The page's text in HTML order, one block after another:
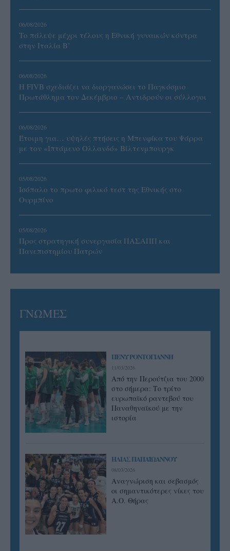
06/08/2026
Το πάλεψε μέχρι τέλους η Εθνική γυναικών κόντρα
στην Ιταλία Β’
06/08/2026
Η FIVB σχεδιάζει να διοργανώσει το Παγκόσμιο
Πρωτάθλημα τον Δεκέμβριο – Αντιδρούν οι σύλλογοι
06/08/2026
Έτοιμη για… υψηλές πτήσεις η Μπενφίκα του Ψάρρα
με τον «Ιπτάμενο Ολλανδό» Βίλτενμπουργκ
05/08/2026
Ισόπαλο το πρωτο φιλικό τεστ της Εθνικής στο
Ουρμπίνο
05/08/2026
Προς στρατηγική συνεργασία ΠΑΣΑΠΠ και
Πανεπιστημίου Πατρών
ΓΝΩΜΕΣ
ΠΕΝΥ ΡΟΝΤΟΓΙΑΝΝΗ
11/03/2026
Από την Περούτζια του 2000
στο σήμερα: Tο τρίτο
ευρωπαϊκό ραντεβού του
Παναθηναϊκού με την
ιστορία
ΗΛΙΑΣ ΠΑΠΑΪΩΑΝΝΟΥ
08/03/2026
Αναγνώριση και σεβασμός
οι σημαντικότερες νίκες του
Α.Ο. Θήρας